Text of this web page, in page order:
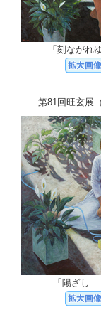
「刻ながれ
第81回旺玄展
「陽ざし